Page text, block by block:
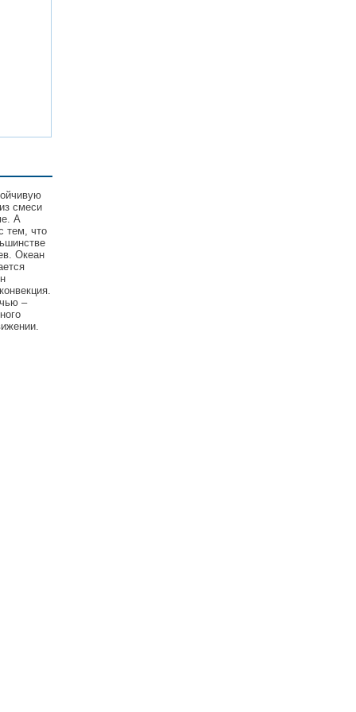
смеси
А
тем, что
Океан
–